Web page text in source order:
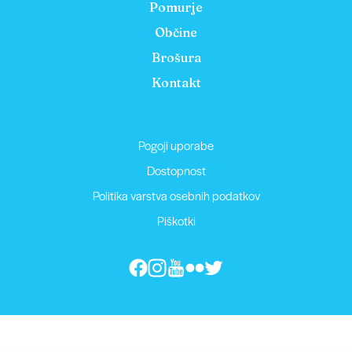
Pomurje
Občine
Brošura
Kontakt
Pogoji uporabe
Dostopnost
Politika varstva osebnih podatkov
Piškotki